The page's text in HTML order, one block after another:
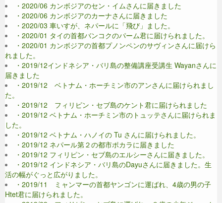
・2020/06 カンボジアのセン・イムさんに届きました
・2020/06 カンボジアのカーナさんに届きました
・2020/03 車いすが、ネパールに「飛び」ました。
・2020/01 タイの首都バンコクのパーム君に届けられました。
・2020/01 カンボジアの首都プノンペンのサヴィンさんに届けら
れました。
・2019/12インドネシア・バリ島の整備講座受講生 Wayanさんに
届きました
・2019/12 ベトナム・ホーチミン市のアンさんに届けられまし
た。
・2019/12 フィリピン・セブ島のケント君に届けられました
・2019/12 ベトナム・ホーチミン市のトュッテさんに届けられま
した。
・2019/12 ベトナム・ハノイの Tu さんに届けられました。
・2019/12 ネパール第２の都市ポカラに届きました
・2019/12 フィリピン・セブ島のエルシーさんに届きました。
・2019/12 インドネシア・バリ島のDayuさんに届きました。生
活の幅がぐっと広がりました。
・2019/11 ミャンマーの首都ヤンゴンに運ばれ、4歳の男の子
Htet君に届けられました。